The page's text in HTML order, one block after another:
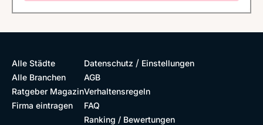
Alle Städte
Alle Branchen
Ratgeber Magazin
Firma eintragen
Datenschutz / Einstellungen
AGB
Verhaltensregeln
FAQ
Ranking / Bewertungen